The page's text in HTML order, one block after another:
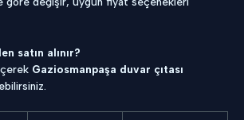
satın alınır?
Gaziosmanpaşa duvar çıtası